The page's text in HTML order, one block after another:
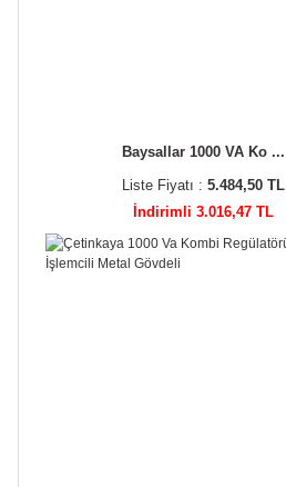
Baysallar 1000 VA Ko ...
Liste Fiyatı : 5.484,50 TL
İndirimli 3.016,47 TL